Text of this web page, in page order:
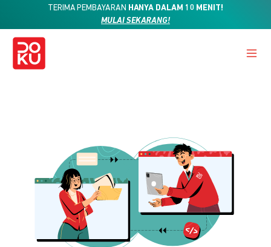
TERIMA PEMBAYARAN HANYA DALAM 10 MENIT!
MULAI SEKARANG!